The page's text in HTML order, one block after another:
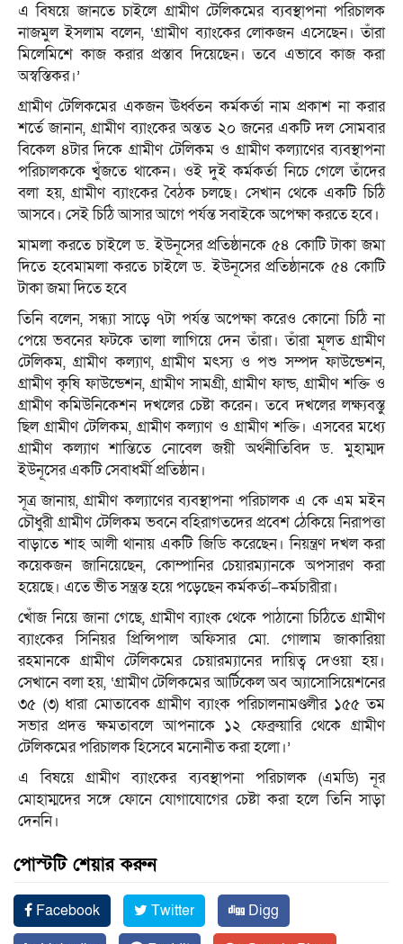
এ বিষয়ে জানতে চাইলে গ্রামীণ টেলিকমের ব্যবস্থাপনা পরিচালক
নাজমুল ইসলাম বলেন, ‘গ্রামীণ ব্যাংকের লোকজন এসেছেন। তাঁরা
মিলেমিশে কাজ করার প্রস্তাব দিয়েছেন। তবে এভাবে কাজ করা
অস্বস্তিকর।’
গ্রামীণ টেলিকমের একজন ঊর্ধ্বতন কর্মকর্তা নাম প্রকাশ না করার
শর্তে জানান, গ্রামীণ ব্যাংকের অন্তত ২০ জনের একটি দল সোমবার
বিকেল ৪টার দিকে গ্রামীণ টেলিকম ও গ্রামীণ কল্যাণের ব্যবস্থাপনা
পরিচালককে খুঁজতে থাকেন। ওই দুই কর্মকর্তা নিচে গেলে তাঁদের
বলা হয়, গ্রামীণ ব্যাংকের বৈঠক চলছে। সেখান থেকে একটি চিঠি
আসবে। সেই চিঠি আসার আগে পর্যন্ত সবাইকে অপেক্ষা করতে হবে।
মামলা করতে চাইলে ড. ইউনূসের প্রতিষ্ঠানকে ৫৪ কোটি টাকা জমা
দিতে হবেমামলা করতে চাইলে ড. ইউনূসের প্রতিষ্ঠানকে ৫৪ কোটি
টাকা জমা দিতে হবে
তিনি বলেন, সন্ধ্যা সাড়ে ৭টা পর্যন্ত অপেক্ষা করেও কোনো চিঠি না
পেয়ে ভবনের ফটকে তালা লাগিয়ে দেন তাঁরা। তাঁরা মূলত গ্রামীণ
টেলিকম, গ্রামীণ কল্যাণ, গ্রামীণ মৎস্য ও পশু সম্পদ ফাউন্ডেশন,
গ্রামীণ কৃষি ফাউন্ডেশন, গ্রামীণ সামগ্রী, গ্রামীণ ফান্ড, গ্রামীণ শক্তি ও
গ্রামীণ কমিউনিকেশন দখলের চেষ্টা করেন। তবে দখলের লক্ষ্যবস্তু
ছিল গ্রামীণ টেলিকম, গ্রামীণ কল্যাণ ও গ্রামীণ শক্তি। এসবের মধ্যে
গ্রামীণ কল্যাণ শান্তিতে নোবেল জয়ী অর্থনীতিবিদ ড. মুহাম্মদ
ইউনূসের একটি সেবাধর্মী প্রতিষ্ঠান।
সূত্র জানায়, গ্রামীণ কল্যাণের ব্যবস্থাপনা পরিচালক এ কে এম মইন
চৌধুরী গ্রামীণ টেলিকম ভবনে বহিরাগতদের প্রবেশ ঠেকিয়ে নিরাপত্তা
বাড়াতে শাহ আলী থানায় একটি জিডি করেছেন। নিয়ন্ত্রণ দখল করা
কয়েকজন জানিয়েছেন, কোম্পানির চেয়ারম্যানকে অপসারণ করা
হয়েছে। এতে ভীত সন্ত্রস্ত হয়ে পড়েছেন কর্মকর্তা–কর্মচারীরা।
খোঁজ নিয়ে জানা গেছে, গ্রামীণ ব্যাংক থেকে পাঠানো চিঠিতে গ্রামীণ
ব্যাংকের সিনিয়র প্রিন্সিপাল অফিসার মো. গোলাম জাকারিয়া
রহমানকে গ্রামীণ টেলিকমের চেয়ারম্যানের দায়িত্ব দেওয়া হয়।
সেখানে বলা হয়, ‘গ্রামীণ টেলিকমের আর্টিকেল অব অ্যাসোসিয়েশনের
৩৫ (৩) ধারা মোতাবেক গ্রামীণ ব্যাংক পরিচালনামণ্ডলীর ১৫৫ তম
সভার প্রদত্ত ক্ষমতাবলে আপনাকে ১২ ফেব্রুয়ারি থেকে গ্রামীণ
টেলিকমের পরিচালক হিসেবে মনোনীত করা হলো।’
এ বিষয়ে গ্রামীণ ব্যাংকের ব্যবস্থাপনা পরিচালক (এমডি) নূর
মোহাম্মদের সঙ্গে ফোনে যোগাযোগের চেষ্টা করা হলে তিনি সাড়া
দেননি।
পোস্টটি শেয়ার করুন
Facebook Twitter
Digg